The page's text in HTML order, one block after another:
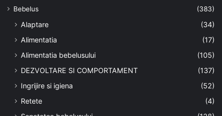
Bebelus (383)
Alaptare
(34)
Alimentatia
(17)
Alimentatia bebelusului
(105)
DEZVOLTARE SI COMPORTAMENT
(137)
Ingrijire si igiena
(52)
Retete
(4)